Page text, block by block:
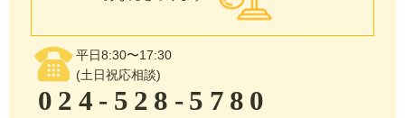
平日8:30〜17:30
(土日祝応相談)
024-528-5780